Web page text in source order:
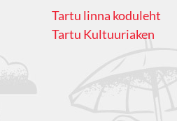
Tartu linna koduleht
Tartu Kultuuriaken